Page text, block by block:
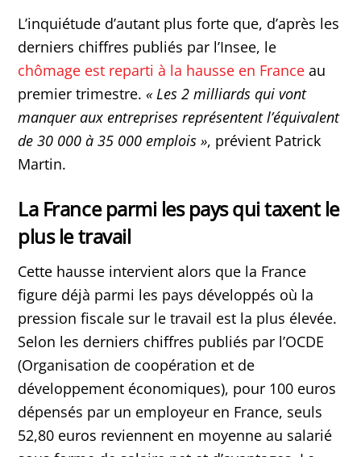
L’inquiétude d’autant plus forte que, d’après les
derniers chiffres publiés par l’Insee, le
chômage est reparti à la hausse en France au
premier trimestre.« Les 2 milliards qui vont
manquer aux entreprises représentent l’équivalent
de 30 000 à 35 000 emplois », prévient Patrick
Martin.
La France parmi les pays qui taxent le
plus le travail
Cette hausse intervient alors que la France
figure déjà parmi les pays développés où la
pression fiscale sur le travail est la plus élevée.
Selon les derniers chiffres publiés par l’OCDE
(Organisation de coopération et de
développement économiques), pour 100 euros
dépensés par un employeur en France, seuls
52,80 euros reviennent en moyenne au salarié